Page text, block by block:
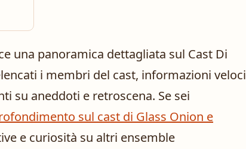
una panoramica dettagliata sul Cast Di
i membri del cast, informazioni veloci
su aneddoti e retroscena. Se sei
sul cast di Glass Onion e
e curiosità su altri ensemble